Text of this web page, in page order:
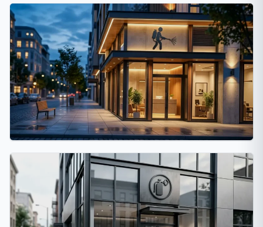
Córdoba Capital
32 fumigaciones
Rosario
26 fumigaciones